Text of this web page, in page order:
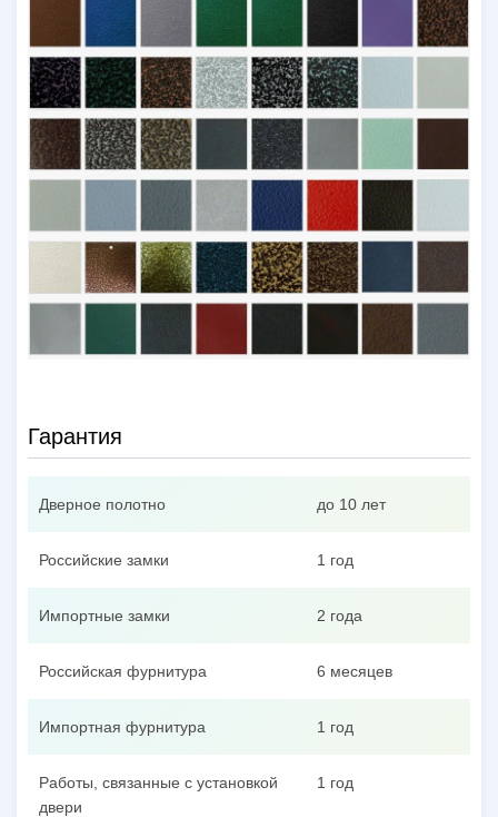
Гарантия
Дверное полотно до 10 лет
Российские замки 1 год
Импортные замки 2 года
Российская фурнитура 6 месяцев
Импортная фурнитура 1 год
Работы, связанные с установкой
двери
1 год